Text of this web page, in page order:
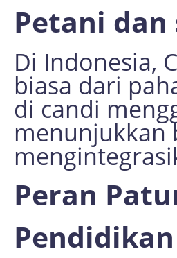
Petani
Di Indonesia,
biasa dari
di candi
menunjukkan
Peran